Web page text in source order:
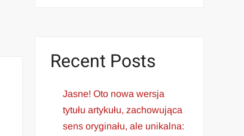
Recent Posts
Jasne! Oto nowa wersja
tytułu artykułu, zachowująca
sens oryginału, ale unikalna: